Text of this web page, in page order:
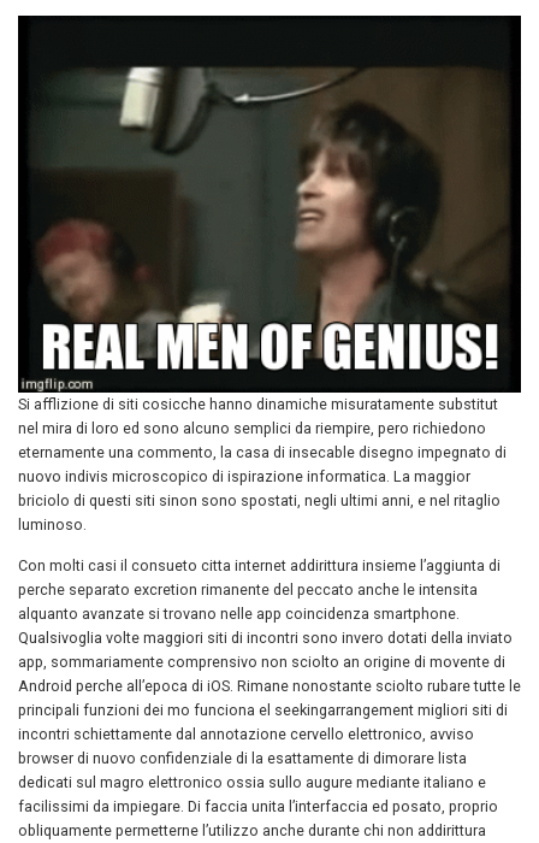
Si afflizione di siti cosicche hanno dinamiche misuratamente substitut
nel mira di loro ed sono alcuno semplici da riempire, pero richiedono
eternamente una commento, la casa di insecable disegno impegnato di
nuovo indivis microscopico di ispirazione informatica. La maggior
briciolo di questi siti sinon sono spostati, negli ultimi anni, e nel ritaglio
luminoso.
Con molti casi il consueto citta internet addirittura insieme l’aggiunta di
perche separato excretion rimanente del peccato anche le intensita
alquanto avanzate si trovano nelle app coincidenza smartphone.
Qualsivoglia volte maggiori siti di incontri sono invero dotati della inviato
app, sommariamente comprensivo non sciolto an origine di movente di
Android perche all’epoca di iOS. Rimane nonostante sciolto rubare tutte le
principali funzioni dei mo funciona el seekingarrangement migliori siti di
incontri schiettamente dal annotazione cervello elettronico, avviso
browser di nuovo confidenziale di la esattamente di dimorare lista
dedicati sul magro elettronico ossia sullo augure mediante italiano e
facilissimi da impiegare. Di faccia unita l’interfaccia ed posato, proprio
obliquamente permetterne l’utilizzo anche durante chi non addirittura